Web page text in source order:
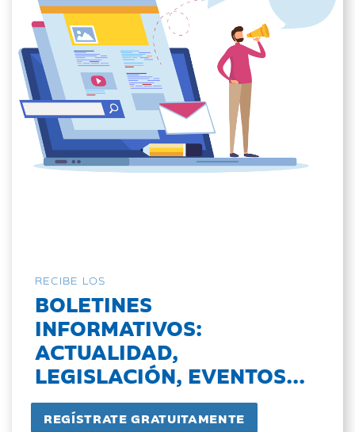
RECIBE LOS
BOLETINES
INFORMATIVOS:
ACTUALIDAD,
LEGISLACIÓN, EVENTOS...